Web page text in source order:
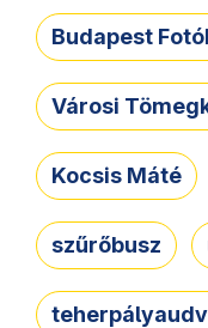
Budapest
Városi
Kocsis Máté
szűrőbusz